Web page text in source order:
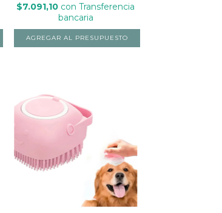
$7.091,10 con Transferencia
bancaria